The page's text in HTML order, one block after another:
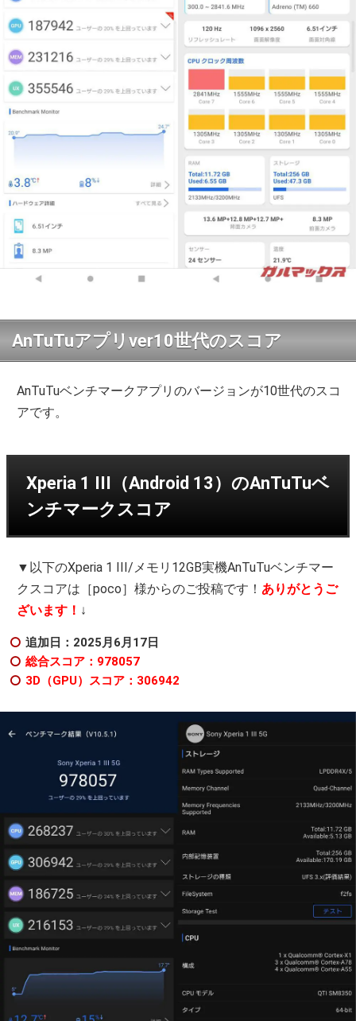
AnTuTuアプリver10世代のスコア
AnTuTuベンチマークアプリのバージョンが10世代のスコ
アです。
Xperia 1 III（Android 13）のAnTuTuベ
ンチマークスコア
▼以下のXperia 1 III/メモリ12GB実機AnTuTuベンチマー
クスコアは［poco］様からのご投稿です！ ありがとうご
ざいます！ ↓
追加日：2025月6月17日
総合スコア：978057
3D（GPU）スコア：306942